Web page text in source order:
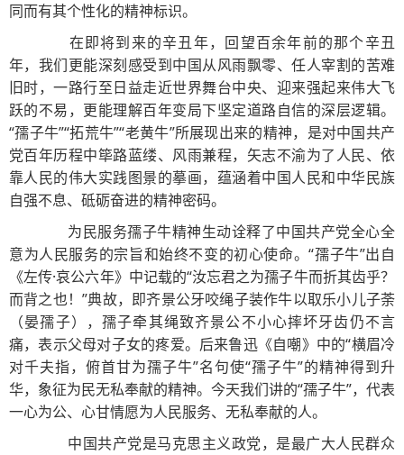
同而有其个性化的精神标识。
在即将到来的辛丑年，回望百余年前的那个辛丑
年，我们更能深刻感受到中国从风雨飘零、任人宰割的苦难
旧时，一路行至日益走近世界舞台中央、迎来强起来伟大飞
跃的不易，更能理解百年变局下坚定道路自信的深层逻辑。
“孺子牛”“拓荒牛”“老黄牛”所展现出来的精神，是对中国共产
党百年历程中筚路蓝缕、风雨兼程，矢志不渝为了人民、依
靠人民的伟大实践图景的摹画，蕴涵着中国人民和中华民族
自强不息、砥砺奋进的精神密码。
为民服务孺子牛精神生动诠释了中国共产党全心全
意为人民服务的宗旨和始终不变的初心使命。“孺子牛”出自
《左传·哀公六年》中记载的“汝忘君之为孺子牛而折其齿乎？
而背之也！”典故，即齐景公牙咬绳子装作牛以取乐小儿子荼
（晏孺子），孺子牵其绳致齐景公不小心摔坏牙齿仍不言
痛，表示父母对子女的疼爱。后来鲁迅《自嘲》中的“横眉冷
对千夫指，俯首甘为孺子牛”名句使“孺子牛”的精神得到升
华，象征为民无私奉献的精神。今天我们讲的“孺子牛”，代表
一心为公、心甘情愿为人民服务、无私奉献的人。
中国共产党是马克思主义政党，是最广大人民群众